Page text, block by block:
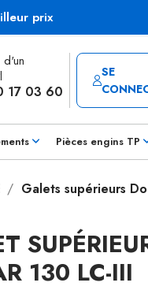
prix
d'un
17 03 60
SE
Pièces engins TP
Galets supérieurs
130 LC-III